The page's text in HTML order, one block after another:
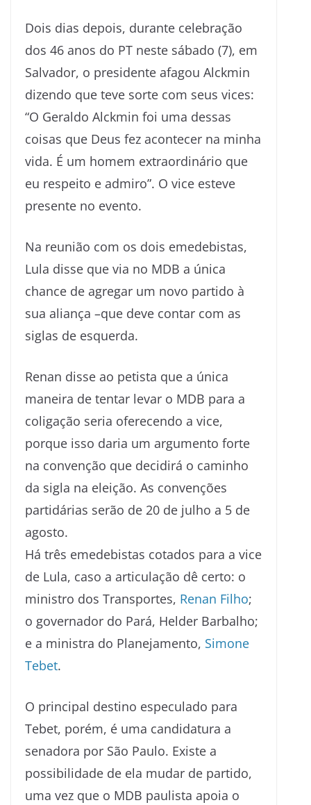
Dois dias depois, durante celebração
dos 46 anos do PT neste sábado (7), em
Salvador, o presidente afagou Alckmin
dizendo que teve sorte com seus vices:
“O Geraldo Alckmin foi uma dessas
coisas que Deus fez acontecer na minha
vida. É um homem extraordinário que
eu respeito e admiro”. O vice esteve
presente no evento.
Na reunião com os dois emedebistas,
Lula disse que via no MDB a única
chance de agregar um novo partido à
sua aliança –que deve contar com as
siglas de esquerda.
Renan disse ao petista que a única
maneira de tentar levar o MDB para a
coligação seria oferecendo a vice,
porque isso daria um argumento forte
na convenção que decidirá o caminho
da sigla na eleição. As convenções
partidárias serão de 20 de julho a 5 de
agosto.
Há três emedebistas cotados para a vice
de Lula, caso a articulação dê certo: o
ministro dos Transportes, Renan Filho;
o governador do Pará, Helder Barbalho;
e a ministra do Planejamento, Simone
Tebet.
O principal destino especulado para
Tebet, porém, é uma candidatura a
senadora por São Paulo. Existe a
possibilidade de ela mudar de partido,
uma vez que o MDB paulista apoia o